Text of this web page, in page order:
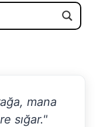
mana
sığar."